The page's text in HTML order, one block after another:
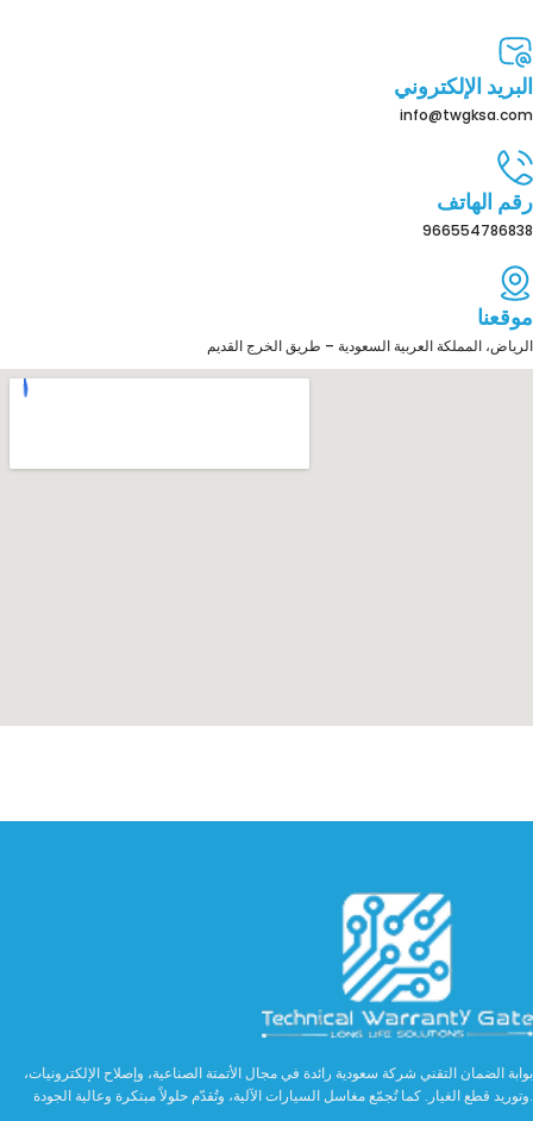
البريد الإلكتروني
info@twgksa.com
رقم الهاتف
966554786838
موقعنا
الرياض، المملكة العربية السعودية – طريق الخرج القديم
بوابة الضمان التقني شركة سعودية رائدة في مجال الأتمتة الصناعية، وإصلاح الإلكترونيات،
وتوريد قطع الغيار. كما تُجمّع مغاسل السيارات الآلية، وتُقدّم حلولاً مبتكرة وعالية الجودة.